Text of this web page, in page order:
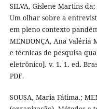
SILVA, Gislene Martins
Um olhar sobre a
em pleno contexto
MENDONÇA, Ana Valéria
e técnicas de pesquisa
eletrônico]. v. 1. 1. ed.
PDF.
SOUSA, Maria Fátima.;